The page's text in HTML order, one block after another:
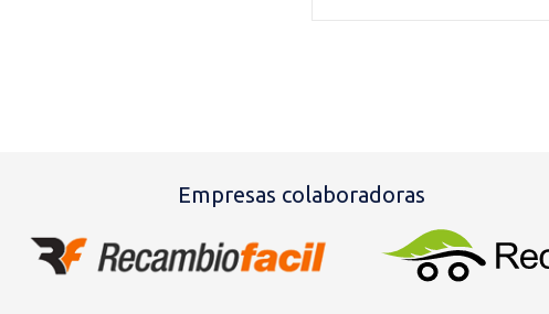
Empresas colaboradoras